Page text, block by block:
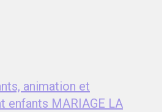
animation et
enfants MARIAGE LA